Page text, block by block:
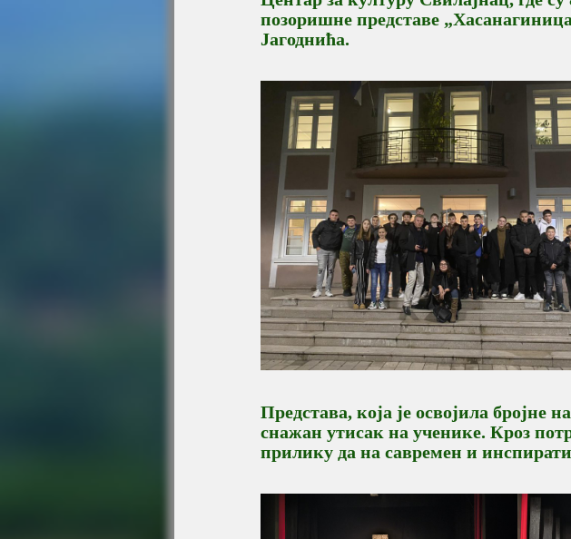
позоришне представе
Јагоднића.
Представа, која је освојила бројне
снажан утисак на ученике. Кроз
прилику да на савремен и